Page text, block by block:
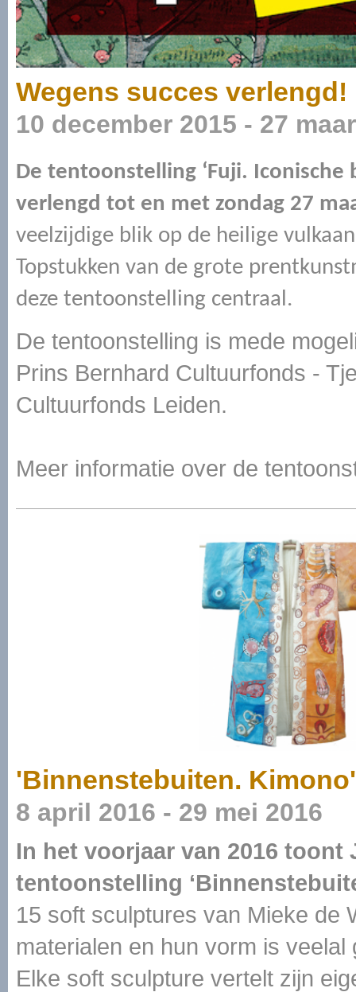
Wegens succes verlengd!
10 december 2015 - 27
De tentoonstelling ‘Fuji. Iconische
verlengd tot en met zondag 27
veelzijdige blik op de heilige
Topstukken van de grote
deze tentoonstelling centraal.
De tentoonstelling is mede
Prins Bernhard Cultuurfonds -
Cultuurfonds Leiden.
Meer informatie over de
'Binnenstebuiten.
8 april 2016 - 29 mei 2016
In het voorjaar van 2016
tentoonstelling
15 soft sculptures van Mieke de
materialen en hun vorm is
Elke soft sculpture vertelt zijn